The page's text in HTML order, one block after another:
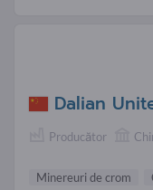
Dalian
Producător
Minereuri de crom